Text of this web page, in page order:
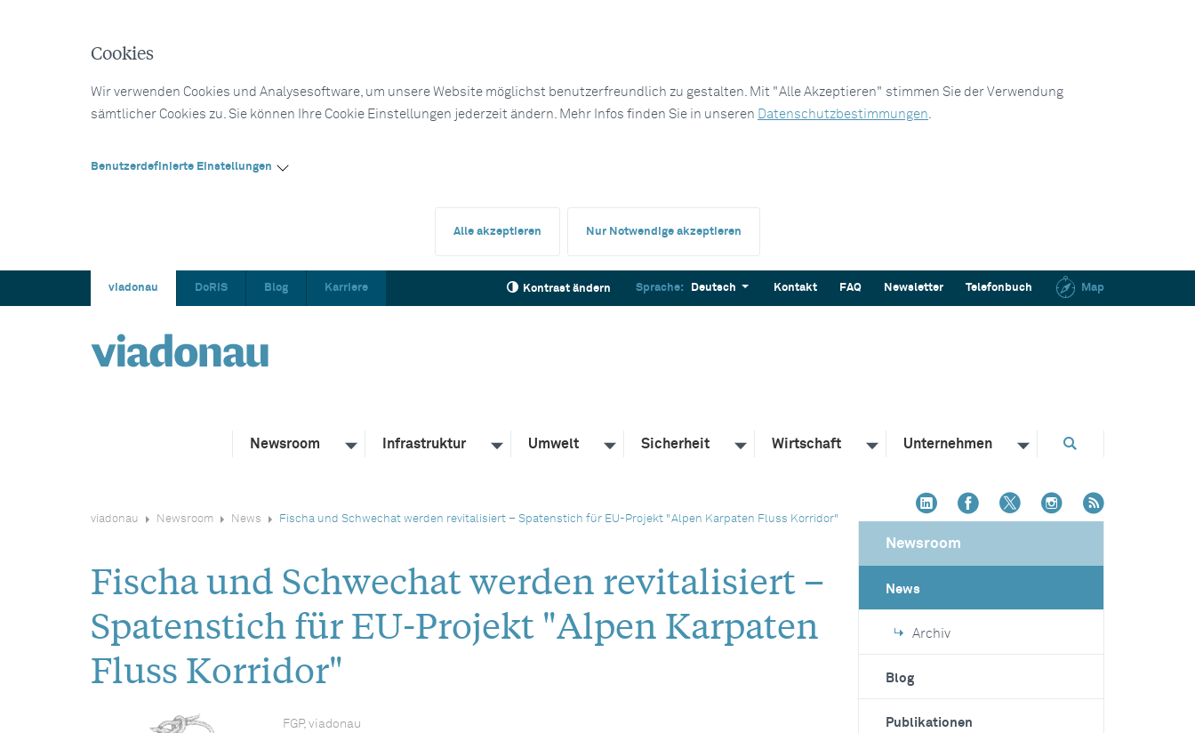
Cookies
Wir verwenden Cookies und Analysesoftware, um unsere Website möglichst benutzerfreundlich zu gestalten. Mit "Alle Akzeptieren" stimmen Sie der Verwendung
sämtlicher Cookies zu. Sie können Ihre Cookie Einstellungen jederzeit ändern. Mehr Infos finden Sie in unseren Datenschutzbestimmungen.
Benutzerdefinierte Einstellungen
Alle akzeptieren Nur Notwendige akzeptieren
viadonau DoRIS Blog Karriere Kontrast ändern Sprache: Deutsch Kontakt FAQ Newsletter Telefonbuch Map
Newsroom Infrastruktur Umwelt Sicherheit Wirtschaft Unternehmen
viadonau Newsroom News Fischa und Schwechat werden revitalisiert – Spatenstich für EU-Projekt "Alpen Karpaten Fluss Korridor"
Fischa und Schwechat werden revitalisiert –
Spatenstich für EU-Projekt "Alpen Karpaten
Fluss Korridor"
FGP, viadonau
Newsroom
News
Archiv
Blog
Publikationen